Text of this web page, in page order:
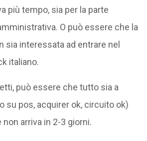
più tempo, sia per la parte
O può essere che la
sia interessata ad entrare nel
italiano.
può essere che tutto sia a
su pos, acquirer ok, circuito ok)
arriva in 2-3 giorni.